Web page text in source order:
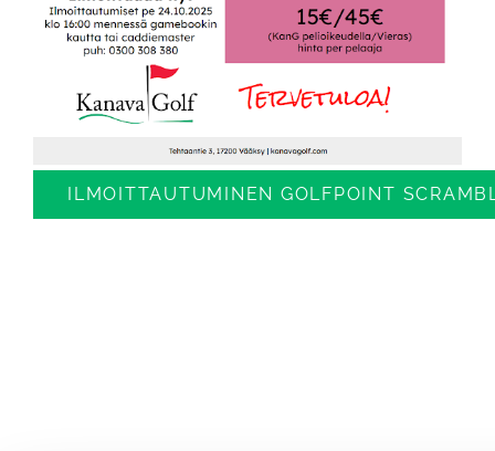
ILMOITTAUTUMINEN GOLFPOINT